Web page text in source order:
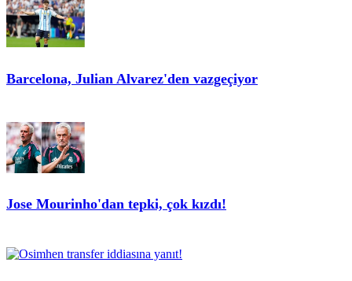
Barcelona, Julian Alvarez'den vazgeçiyor
Jose Mourinho'dan tepki, çok kızdı!